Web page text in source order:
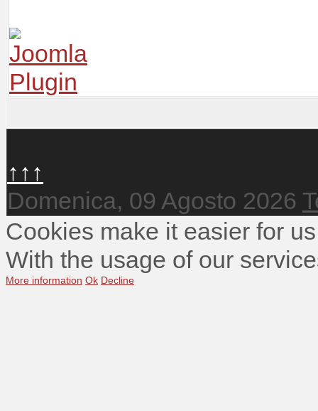
↑↑↑
Domenica, 09 Agosto 2026
Cookies make it easier for
With the usage of our
More information Ok Decline